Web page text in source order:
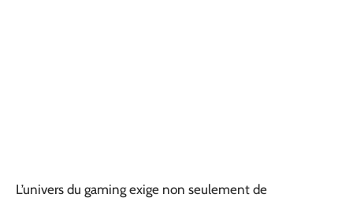
L’univers du gaming exige non seulement de